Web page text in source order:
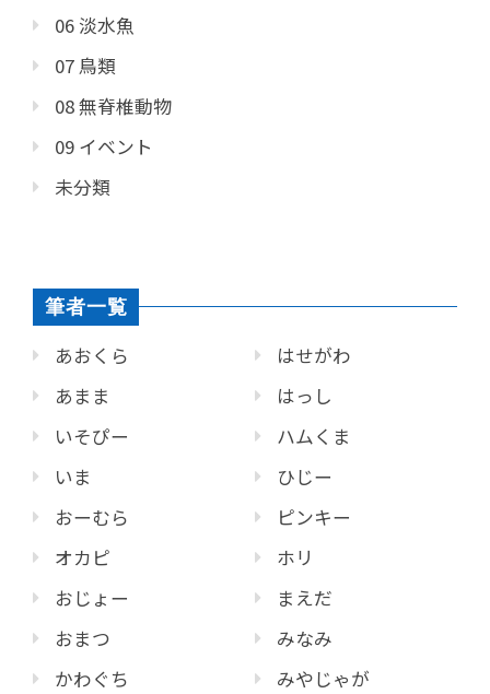
06 淡水魚
07 鳥類
08 無脊椎動物
09 イベント
未分類
筆者一覧
あおくら
あまま
いそぴー
いま
おーむら
オカピ
おじょー
おまつ
かわぐち
はせがわ
はっし
ハムくま
ひじー
ピンキー
ホリ
まえだ
みなみ
みやじゃが